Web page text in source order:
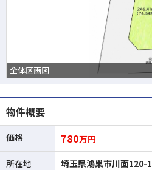
全体区画図
物件概要
価格 780万円
所在地
埼玉県鴻巣市川面120-1